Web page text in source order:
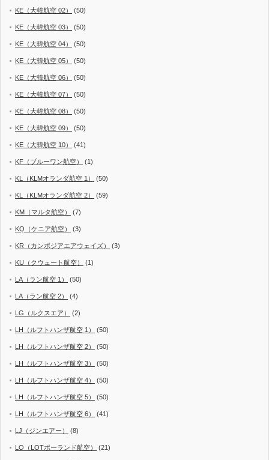
KE（大韓航空 02） (50)
KE（大韓航空 03） (50)
KE（大韓航空 04） (50)
KE（大韓航空 05） (50)
KE（大韓航空 06） (50)
KE（大韓航空 07） (50)
KE（大韓航空 08） (50)
KE（大韓航空 09） (50)
KE（大韓航空 10） (41)
KF（ブルーワン航空） (1)
KL（KLMオランダ航空 1） (50)
KL（KLMオランダ航空 2） (59)
KM（マルタ航空） (7)
KQ（ケニア航空） (3)
KR（カンボジアエアウェイズ） (3)
KU（クウェート航空） (1)
LA（ラン航空 1） (50)
LA（ラン航空 2） (4)
LG（ルクスエア） (2)
LH（ルフトハンザ航空 1） (50)
LH（ルフトハンザ航空 2） (50)
LH（ルフトハンザ航空 3） (50)
LH（ルフトハンザ航空 4） (50)
LH（ルフトハンザ航空 5） (50)
LH（ルフトハンザ航空 6） (41)
LJ（ジンエアー） (8)
LO（LOTポーランド航空） (21)